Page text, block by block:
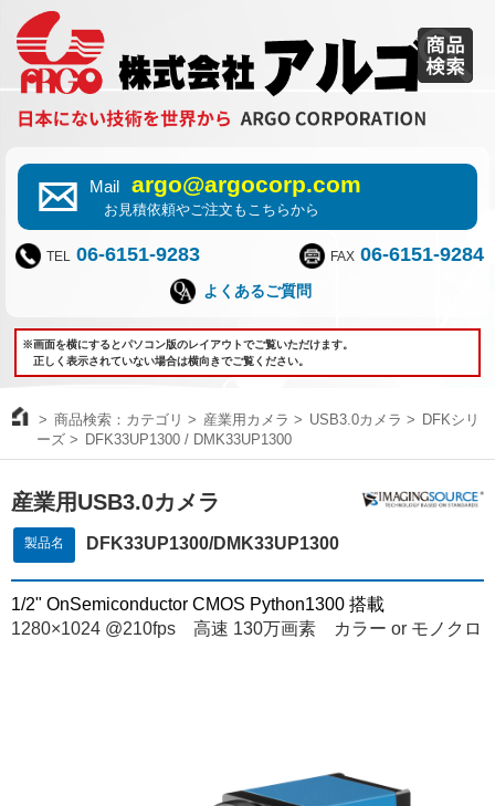
Mail argo@argocorp.com
お見積依頼やご注文もこちらから
TEL 06-6151-9283 FAX 06-6151-9284
よくあるご質問
※画面を横にするとパソコン版のレイアウトでご覧いただけます。
正しく表示されていない場合は横向きでご覧ください。
商品検索：カテゴリ 産業用カメラ USB3.0カメラ
DFKシリ
ーズ
DFK33UP1300 / DMK33UP1300
産業用USB3.0カメラ
製品名 DFK33UP1300/DMK33UP1300
1/2" OnSemiconductor CMOS Python1300 搭載
1280×1024 @210fps 高速 130万画素 カラー or モノクロ